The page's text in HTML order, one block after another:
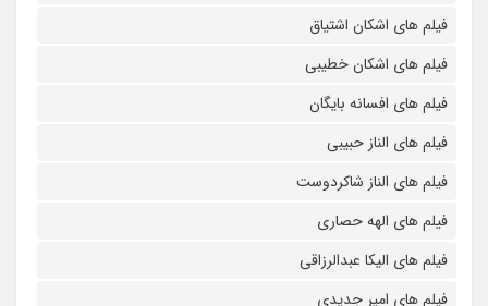
فیلم های اشکان اشتیاق
فیلم های اشکان خطیبی
فیلم های افسانه بایگان
فیلم های الناز حبیبی
فیلم های الناز شاکردوست
فیلم های الهه حصاری
فیلم های الیکا عبدالرزاقی
فیلم های امیر جدیدی